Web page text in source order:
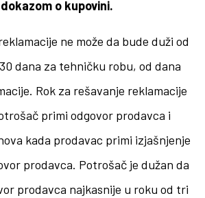
o kupovini.
ne može da bude duži od
dana za tehničku robu, od dana
Rok za rešavanje reklamacije
primi odgovor prodavca i
kada prodavac primi izjašnjenje
prodavca. Potrošač je dužan da
prodavca najkasnije u roku od tri